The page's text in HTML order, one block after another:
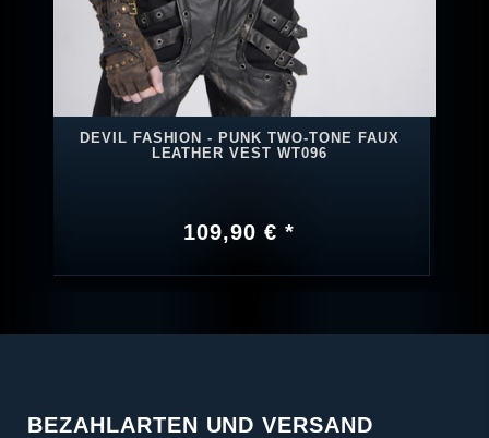
DEVIL FASHION - PUNK TWO-TONE FAUX
LEATHER VEST WT096
109,90 € *
BEZAHLARTEN UND VERSAND